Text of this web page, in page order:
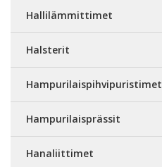
Hallilämmittimet
Halsterit
Hampurilaispihvipuristimet
Hampurilaisprässit
Hanaliittimet